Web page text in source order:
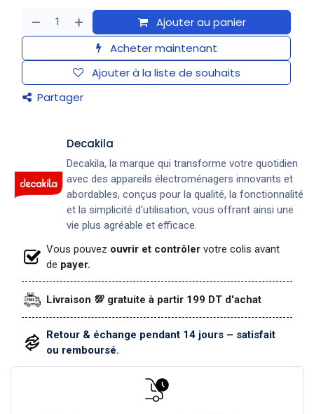
Ajouter au panier
Acheter maintenant
Ajouter à la liste de souhaits
Partager
Decakila
Decakila, la marque qui transforme votre quotidien
avec des appareils électroménagers innovants et
abordables, conçus pour la qualité, la fonctionnalité
et la simplicité d'utilisation, vous offrant ainsi une
vie plus agréable et efficace.
Vous pouvez ouvrir et contrôler votre colis avant
de payer.
Livraison 💯 gratuite à partir 199 DT d'achat
Retour & échange pendant 14 jours – satisfait
ou remboursé.